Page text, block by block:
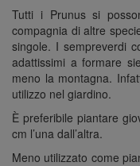
Tutti i Prunus si
compagnia di altre
singole. I sempreverdi
adattissimi a formare
meno la montagna.
utilizzo nel giardino.
È preferibile piantare
cm l’una dall’altra.
Meno utilizzato come